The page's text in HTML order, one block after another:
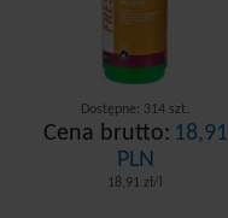
Dostępne: 314 szt.
Cena brutto: 18,91
PLN
18,91 zł/l